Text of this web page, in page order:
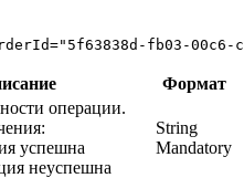
="5f63838d-fb03-00c6-
Формат
операции.
успешна
неуспешна
String
Mandatory